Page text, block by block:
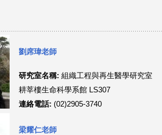
劉席瑋老師
研究室名稱: 組織工程與再生醫學研究室
耕莘樓生命科學系館 LS307
連絡電話: (02)2905-3740
梁耀仁老師